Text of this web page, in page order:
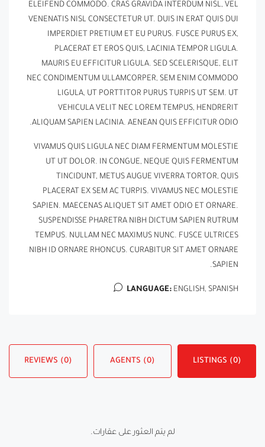
ELEIFEND COMMODO. CRAS GRAVIDA INTERDUM NISL, VEL
VENENATIS NISL CONSECTETUR UT. DUIS IN ERAT QUIS DUI
IMPERDIET PRETIUM ET EU PURUS. FUSCE PURUS EX,
PLACERAT ET EROS QUIS, LACINIA TEMPOR LIGULA.
MAURIS EU EFFICITUR LIGULA. SED SCELERISQUE, ELIT
NEC CONDIMENTUM ULLAMCORPER, SEM ENIM COMMODO
LIGULA, UT PORTTITOR PURUS TURPIS UT SEM. UT
VEHICULA VELIT NEC LOREM TEMPUS, HENDRERIT
ALIQUAM SAPIEN LACINIA. AENEAN QUIS EFFICITUR ODIO.
VIVAMUS QUIS LIGULA NEC DIAM FERMENTUM MOLESTIE
UT UT DOLOR. IN CONGUE, NEQUE QUIS FERMENTUM
TINCIDUNT, METUS AUGUE VIVERRA TORTOR, QUIS
PLACERAT EX SEM AC TURPIS. VIVAMUS NEC MOLESTIE
SAPIEN. MAECENAS ALIQUET SIT AMET ODIO ET ORNARE.
SUSPENDISSE PHARETRA NIBH DICTUM SAPIEN RUTRUM
TEMPUS. NULLAM NEC MAXIMUS NUNC. FUSCE ULTRICES
NIBH ID ORNARE RHONCUS. CURABITUR SIT AMET ORNARE
SAPIEN.
LANGUAGE: ENGLISH, SPANISH
LISTINGS (0)
AGENTS (0)
REVIEWS (0)
لم يتم العثور على عقارات.